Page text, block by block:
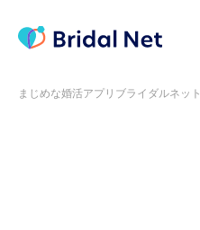
まじめな婚活アプリブライダルネット